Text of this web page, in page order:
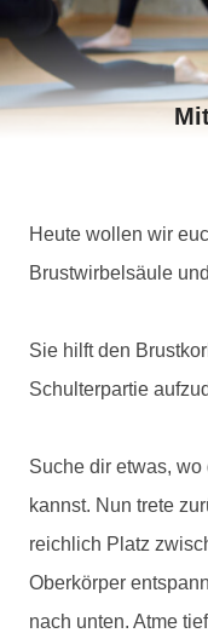
Heute wollen wir
Brustwirbelsäule
Sie hilft den
Schulterpartie
Suche dir etwas,
kannst. Nun trete
reichlich Platz
Oberkörper
nach unten. Atme